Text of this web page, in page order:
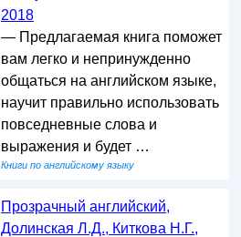
2018
— Предлагаемая книга поможет
вам легко и непринужденно
общаться на английском языке,
научит правильно использовать
повседневные слова и
выражения и будет …
Книги по английскому языку
Прозрачный английский,
Долинская Л.Д., Киткова Н.Г.,